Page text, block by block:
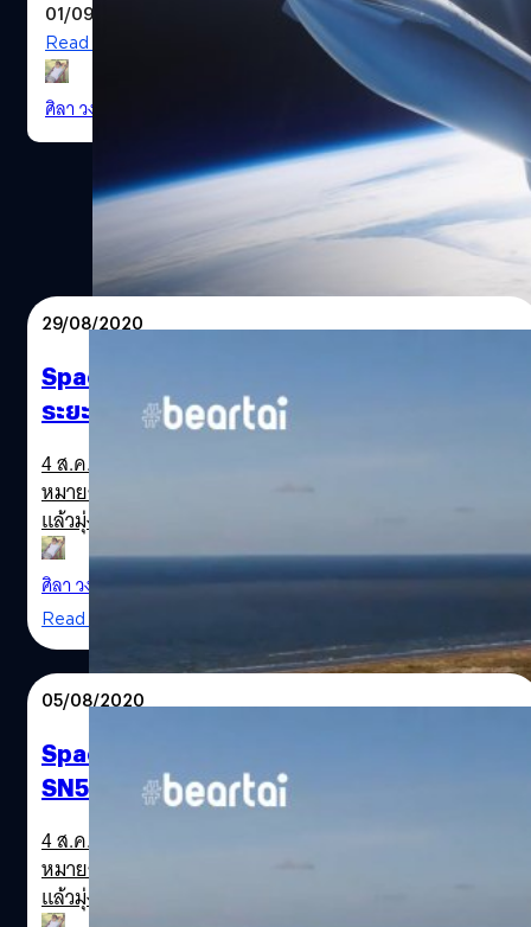
starship
01/09/2020
Read More
ศิลา วงศ์เจริญ
29/08/2020
SpaceX จะทดสอบต้นแบบ Starship SN6 บิน
ระยะสั้นในสัปดาห์นี้อีกครั้ง
4 ส.ค. โครงการพัฒนาต้นแบบ Starship ของ SpaceX ที่มีเป้า
หมายสำหรับขนส่งลูกเรือหรือสัมภาระออกสู่วงโคจรของโลก
แล้วมุ่งหน้าไปยังดวงจันทร์และดวงอังคารได้ประสบความ
สำเร็จไปอีกขั้น เมื่อต้นแบบ Starship SN5 สามารถบินขึ้นสู่
ท้องฟ้าที่ศูนย์ทดสอบใน Boca Chica ได้สูง 150 ม. ด้วยการ
ทดสอบจุดระเบิดเครื่องยนต์ Raptor SN27 เพียงตัวเดียวให้
ทำงานและขับดัน SN5 ลอยพุ่งขึ้นไปในระยะต่ำและกลับมาลง
จอดในแนวตั้งได้อย่างนิ่มนวลที่ไม่ไกลจากฐานปล่อย สัปดาห์
นี้โครงการ Starship มีความคืบหน้าให้เราได้ติดตามกันต่อ ซึ่ง
วันอาทิตย์นี้ Starship SN6 จะทำการทดสอบ Static Fire ด้วย
เครื่องยนต์ Raptor SN29 และปลายสัปดาห์จะทำการทดสอบ
บินระยะสั้น 150 ม. อีกครั้ง SpaceX เคยสร้างต้นแบบ
Starship รุ่นก่อนที่เรียกว่า Starhopper ซึ่งเคยผ่านการบิน
ทดสอบในระดับความสูง 150 เมตรเมื่อปีที่แล้ว หลังจาก
Starhopper ก็ได้มีการสร้างยานต้นแบบใหม่ที่เรียกว่า
Starship Mark 1 หรือ MK1 ซึ่งซีอีโอสัญญาว่าจะสามารถบิน
ขึ้นไปที่ระยะ…
ศิลา วงศ์เจริญ
Read More
05/08/2020
SpaceX สำเร็จอีกขั้นเมื่อต้นแบบ Starship
SN5 ผ่านการทดสอบบินครั้งแรกสูง 150 ม.
4 ส.ค. โครงการพัฒนาต้นแบบ Starship ของ SpaceX ที่มีเป้า
หมายสำหรับขนส่งลูกเรือหรือสัมภาระออกสู่วงโคจรของโลก
แล้วมุ่งหน้าไปยังดวงจันทร์และดวงอังคารได้ประสบความ